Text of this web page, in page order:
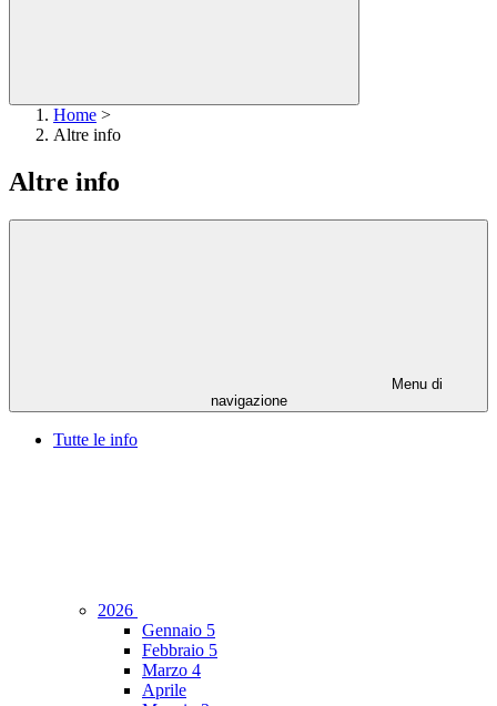
Home >
Altre info
Altre info
Menu di
navigazione
Tutte le info
2026
Gennaio 5
Febbraio 5
Marzo 4
Aprile